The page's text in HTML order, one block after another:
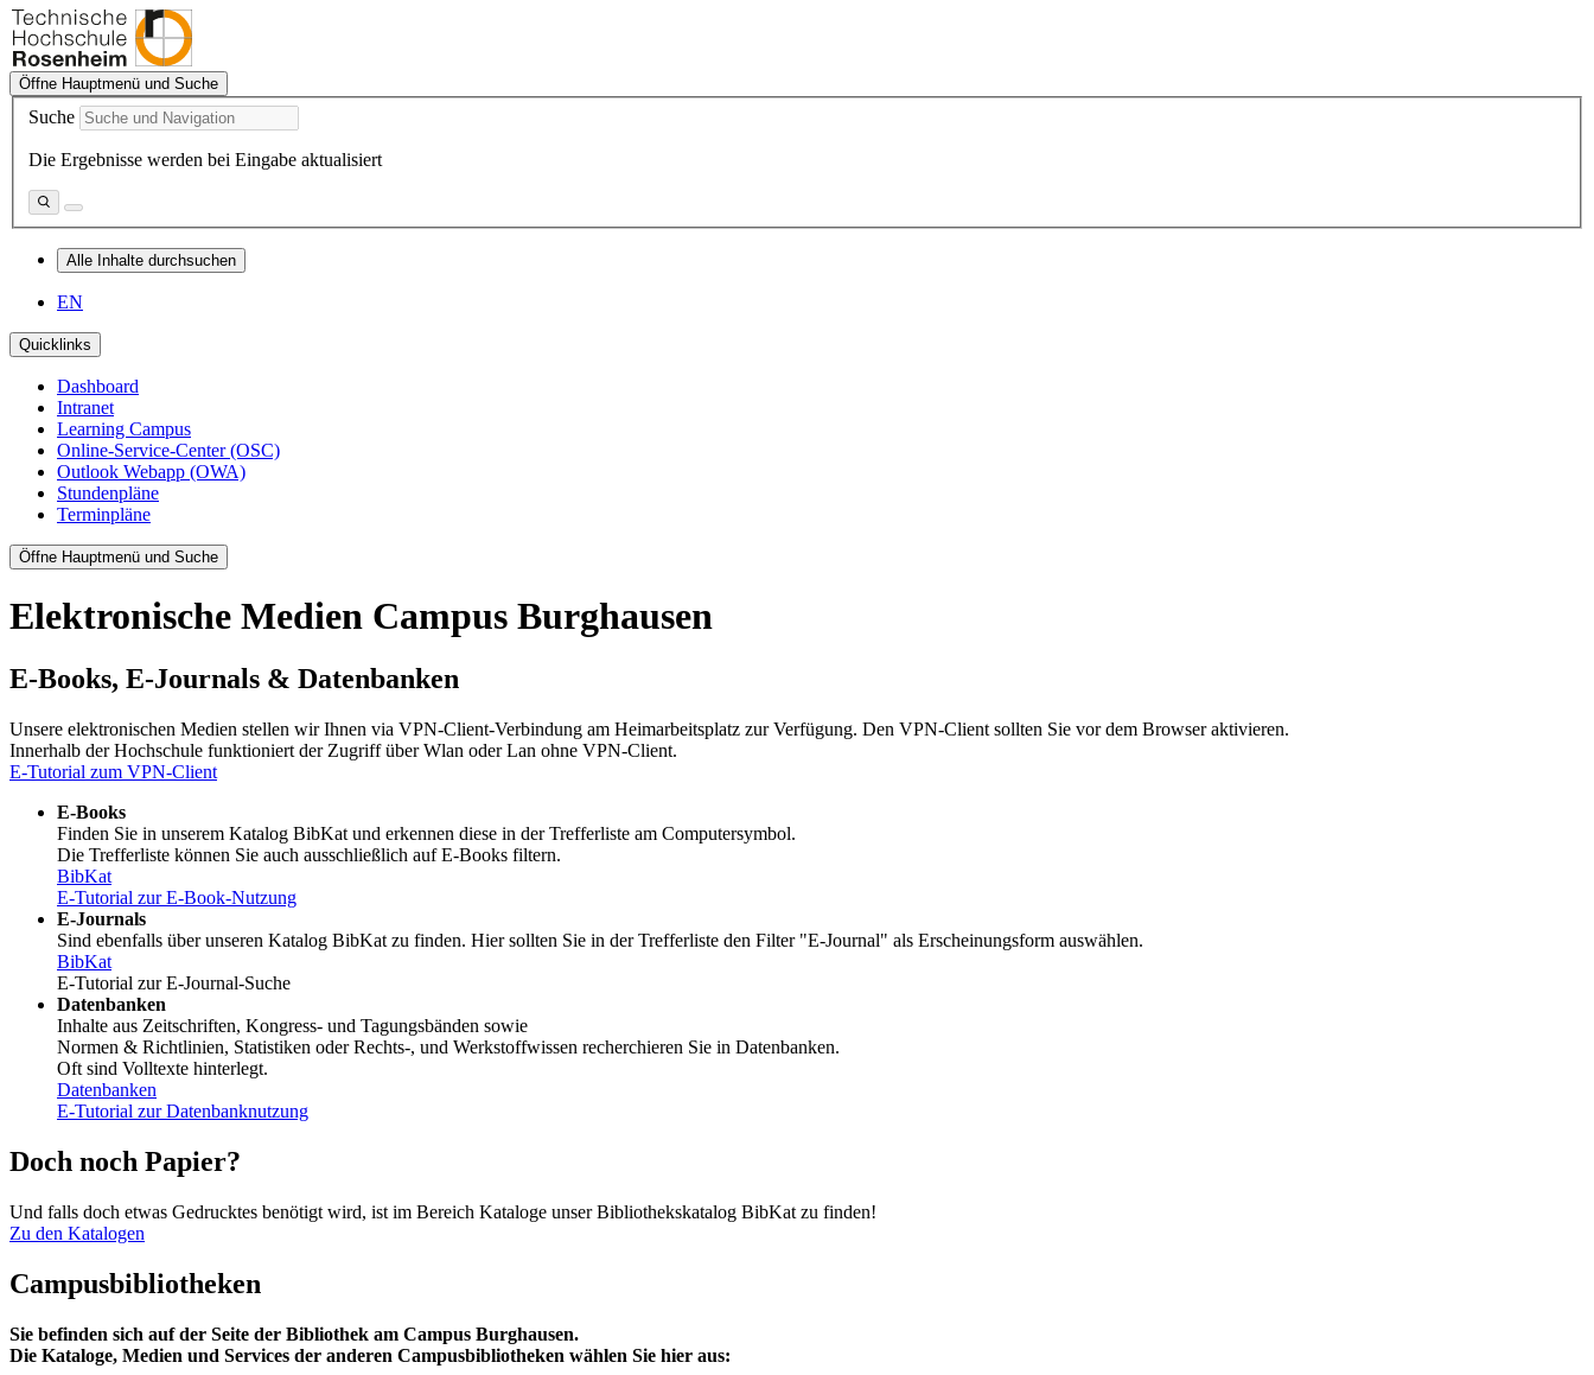
Öffne Hauptmenü und Suche
Suche
Die Ergebnisse werden bei Eingabe aktualisiert
Alle Inhalte durchsuchen
EN
Quicklinks
Dashboard
Intranet
Learning Campus
Online-Service-Center (OSC)
Outlook Webapp (OWA)
Stundenpläne
Terminpläne
Öffne Hauptmenü und Suche
Elektronische Medien Campus Burghausen
E-Books, E-Journals & Datenbanken
Unsere elektronischen Medien stellen wir Ihnen via VPN-Client-Verbindung am Heimarbeitsplatz zur Verfügung. Den VPN-Client sollten Sie vor dem Browser aktivieren.
Innerhalb der Hochschule funktioniert der Zugriff über Wlan oder Lan ohne VPN-Client.
E-Tutorial zum VPN-Client
E-Books
Finden Sie in unserem Katalog BibKat und erkennen diese in der Trefferliste am Computersymbol.
Die Trefferliste können Sie auch ausschließlich auf E-Books filtern.
BibKat
E-Tutorial zur E-Book-Nutzung
E-Journals
Sind ebenfalls über unseren Katalog BibKat zu finden. Hier sollten Sie in der Trefferliste den Filter "E-Journal" als Erscheinungsform auswählen.
BibKat
E-Tutorial zur E-Journal-Suche
Datenbanken
Inhalte aus Zeitschriften, Kongress- und Tagungsbänden sowie
Normen & Richtlinien, Statistiken oder Rechts-, und Werkstoffwissen recherchieren Sie in Datenbanken.
Oft sind Volltexte hinterlegt.
Datenbanken
E-Tutorial zur Datenbanknutzung
Doch noch Papier?
Und falls doch etwas Gedrucktes benötigt wird, ist im Bereich Kataloge unser Bibliothekskatalog BibKat zu finden!
Zu den Katalogen
Campusbibliotheken
Sie befinden sich auf der Seite der Bibliothek am Campus Burghausen.
Die Kataloge, Medien und Services der anderen Campusbibliotheken wählen Sie hier aus: